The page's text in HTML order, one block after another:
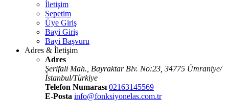
İletişim
Sepetim
Üye Giriş
Bayi Giriş
Bayi Başvuru
Adres & İletişim
Adres
Şerifali Mah., Bayraktar Blv. No:23, 34775 Ümraniye/
İstanbul/Türkiye
Telefon Numarası 02163145569
E-Posta info@fonksiyonelas.com.tr